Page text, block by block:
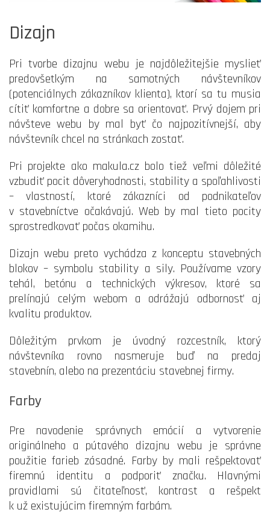
Dizajn
Pri tvorbe dizajnu webu je najdôležitejšie myslieť
predovšetkým na samotných návštevníkov
(potenciálnych zákazníkov klienta), ktorí sa tu musia
cítiť komfortne a dobre sa orientovať. Prvý dojem pri
návšteve webu by mal byť čo najpozitívnejší, aby
návštevník chcel na stránkach zostať.
Pri projekte ako makula.cz bolo tiež veľmi dôležité
vzbudiť pocit dôveryhodnosti, stability a spoľahlivosti
– vlastností, ktoré zákazníci od podnikateľov
v stavebníctve očakávajú. Web by mal tieto pocity
sprostredkovať počas okamihu.
Dizajn webu preto vychádza z konceptu stavebných
blokov – symbolu stability a sily. Používame vzory
tehál, betónu a technických výkresov, ktoré sa
prelínajú celým webom a odrážajú odbornosť aj
kvalitu produktov.
Dôležitým prvkom je úvodný rozcestník, ktorý
návštevníka rovno nasmeruje buď na predaj
stavebnín, alebo na prezentáciu stavebnej firmy.
Farby
Pre navodenie správnych emócií a vytvorenie
originálneho a pútavého dizajnu webu je správne
použitie farieb zásadné. Farby by mali rešpektovať
firemnú identitu a podporiť značku. Hlavnými
pravidlami sú čitateľnosť, kontrast a rešpekt
k už existujúcim firemným farbám.